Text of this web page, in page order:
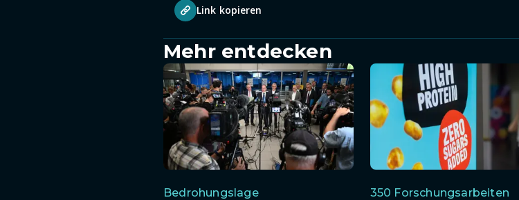
Link kopieren
Mehr entdecken
Bedrohungslage
350 Forschungsarbeiten